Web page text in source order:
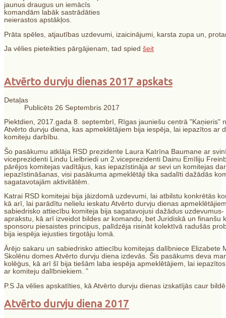
jaunus draugus un iemācīs
komandām labāk sastrādāties
neierastos apstākļos.
Prāta spēles, atjautības uzdevumi, izaicinājumi, karsta zupa un,
Ja vēlies pieteikties pārgājienam, tad spied šeit
Atvērto durvju dienas 2017 apskats
Detaļas
Publicēts 26 Septembris 2017
Piektdien, 2017.gada 8. septembrī, Rīgas jauniešu centrā "Kaņieris"
Atvērto durvju diena, kas apmeklētājiem bija iespēja, lai iepazītos ar
komiteju darbību.
Šo pasākumu atklāja RSD prezidente Laura Katrīna Baumane ar
viceprezidenti Lindu Lielbriedi un 2.viceprezidenti Dainu Emīliju
pārējos komitejas vadītājus, kas iepazīstināja ar sevi un komitejas
iepazīstināšanas, visi pasākuma apmeklētāji tika sadalīti dažādās
sagatavotajām aktivitātēm.
Katrai RSD komitejai bija jāizdomā uzdevumi, lai atbilstu konkrētās
kā arī, lai parādītu nelielu ieskatu Atvērto durvju dienas
sabiedrisko attiecību komiteja bija sagatavojusi dažādus
aprakstu, kā arī izveidot bildes ar komandu, bet Juridiskā un finanšu
sponsoru piesaistes principus, palīdzēja risināt kolektīvā radušās
bija iespēja iejusties tirgotāju lomā.
Ārējo sakaru un sabiedrisko attiecību komitejas dalībniece Elizabete
Skolēnu domes Atvērto durvju diena izdevās. Šis pasākums deva
kolēģus, kā arī šī bija tiešām laba iespēja apmeklētājiem, lai
ar komiteju dalībniekiem. ”
P.S Ja vēlies apskatīties, kā Atvērto durvju dienas izskatījās caur
Atvērto durvju diena 2017